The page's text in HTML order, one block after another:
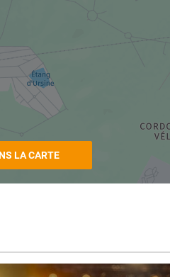
LA CARTE